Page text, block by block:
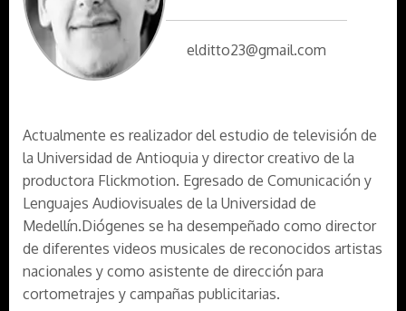
elditto23@gmail.com
Actualmente es realizador del estudio de televisión de
la Universidad de Antioquia y director creativo de la
productora Flickmotion. Egresado de Comunicación y
Lenguajes Audiovisuales de la Universidad de
Medellín.Diógenes se ha desempeñado como director
de diferentes videos musicales de reconocidos artistas
nacionales y como asistente de dirección para
cortometrajes y campañas publicitarias.